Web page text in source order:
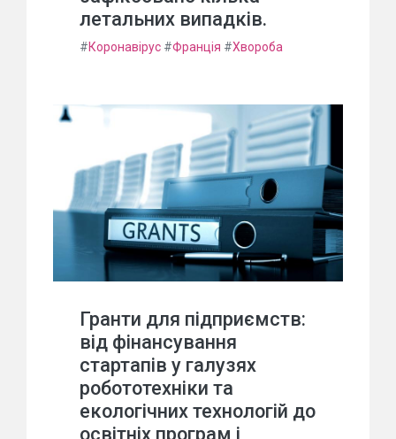
летальних випадків.
#Коронавірус #Франція #Хвороба
Гранти для підприємств:
від фінансування
стартапів у галузях
робототехніки та
екологічних технологій до
освітніх програм і